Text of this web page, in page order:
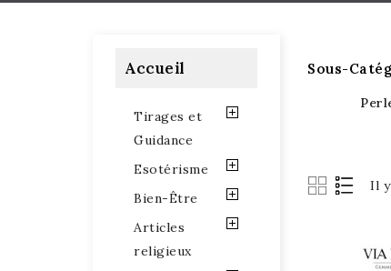
Accueil
Tirages et
Guidance
Esotérisme
Bien-Être
Articles
religieux
Sous-
Il